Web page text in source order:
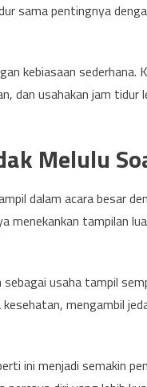
sama pentingnya
kebiasaan
dan usahakan jam
Melulu
dalam acara besar
menekankan tampilan
usaha tampil
mengambil
ini menjadi semakin